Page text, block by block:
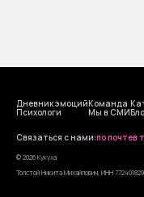
Дневник эмоций
Психологи
Команда
Мы в СМИ
Cвязаться с нами:по почтев
© 2026 Кукуха
Толстой Никита Михайлович, ИНН